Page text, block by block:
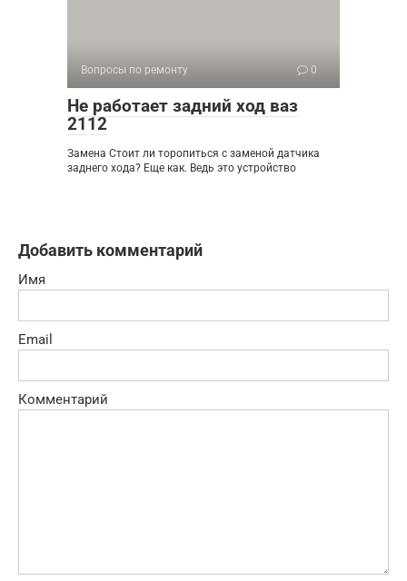
Вопросы по ремонту 0
Не работает задний ход ваз
2112
Замена Стоит ли торопиться с заменой датчика
заднего хода? Еще как. Ведь это устройство
Добавить комментарий
Имя
Email
Комментарий